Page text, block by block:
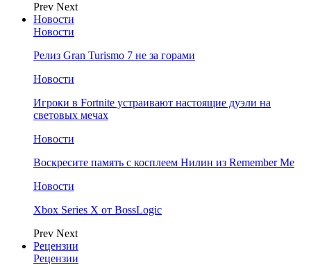
Prev Next
Новости
Новости
Релиз Gran Turismo 7 не за горами
Новости
Игроки в Fortnite устраивают настоящие дуэли на
световых мечах
Новости
Воскресите память с косплеем Нилин из Remember Me
Новости
Xbox Series X от BossLogic
Prev Next
Рецензии
Рецензии